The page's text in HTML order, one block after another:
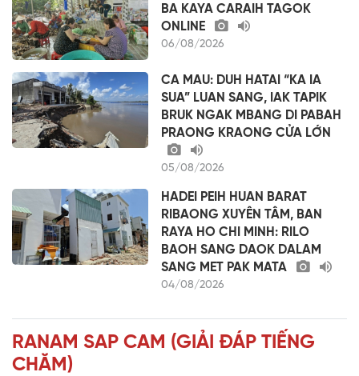
BA KAYA CARAIH TAGOK
ONLINE
06/08/2026
CA MAU: DUH HATAI “KA IA
SUA” LUAN SANG, IAK TAPIK
BRUK NGAK MBANG DI PABAH
PRAONG KRAONG CỬA LỚN
05/08/2026
HADEI PEIH HUAN BARAT
RIBAONG XUYÊN TÂM, BAN
RAYA HO CHI MINH: RILO
BAOH SANG DAOK DALAM
SANG MET PAK MATA
04/08/2026
RANAM SAP CAM (GIẢI ĐÁP TIẾNG
CHĂM)